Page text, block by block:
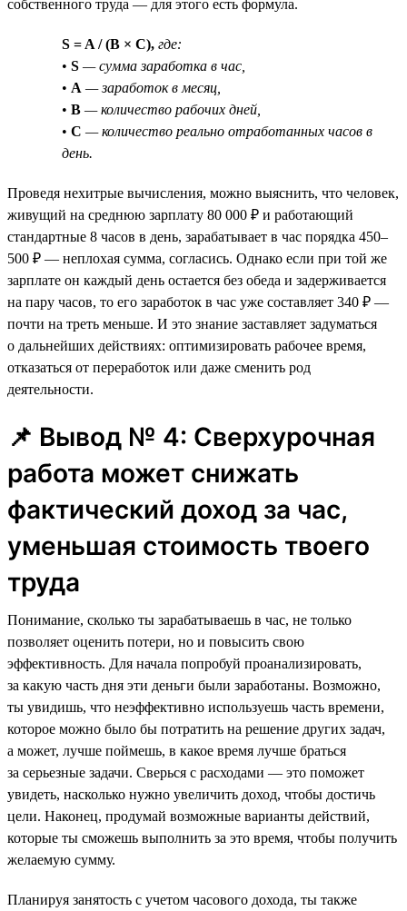
собственного труда — для этого есть формула.
S = A / (B × C), где:
• S — сумма заработка в час,
• A — заработок в месяц,
• B — количество рабочих дней,
• C — количество реально отработанных часов в
день.
Проведя нехитрые вычисления, можно выяснить, что человек,
живущий на среднюю зарплату 80 000 ₽ и работающий
стандартные 8 часов в день, зарабатывает в час порядка 450–
500 ₽ — неплохая сумма, согласись. Однако если при той же
зарплате он каждый день остается без обеда и задерживается
на пару часов, то его заработок в час уже составляет 340 ₽ —
почти на треть меньше. И это знание заставляет задуматься
о дальнейших действиях: оптимизировать рабочее время,
отказаться от переработок или даже сменить род
деятельности.
📌 Вывод № 4: Сверхурочная
работа может снижать
фактический доход за час,
уменьшая стоимость твоего
труда
Понимание, сколько ты зарабатываешь в час, не только
позволяет оценить потери, но и повысить свою
эффективность. Для начала попробуй проанализировать,
за какую часть дня эти деньги были заработаны. Возможно,
ты увидишь, что неэффективно используешь часть времени,
которое можно было бы потратить на решение других задач,
а может, лучше поймешь, в какое время лучше браться
за серьезные задачи. Сверься с расходами — это поможет
увидеть, насколько нужно увеличить доход, чтобы достичь
цели. Наконец, продумай возможные варианты действий,
которые ты сможешь выполнить за это время, чтобы получить
желаемую сумму.
Планируя занятость с учетом часового дохода, ты также